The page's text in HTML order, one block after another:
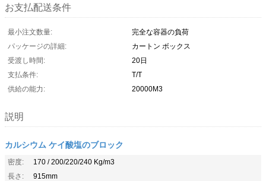
お支払配送条件
最小注文数量:
完全な容器の負荷
パッケージの詳細:
カートン ボックス
受渡し時間:
20日
支払条件:
T/T
供給の能力:
20000M3
説明
カルシウム ケイ酸塩のブロック
密度:
170 / 200/220/240 Kg/m3
長さ:
915mm